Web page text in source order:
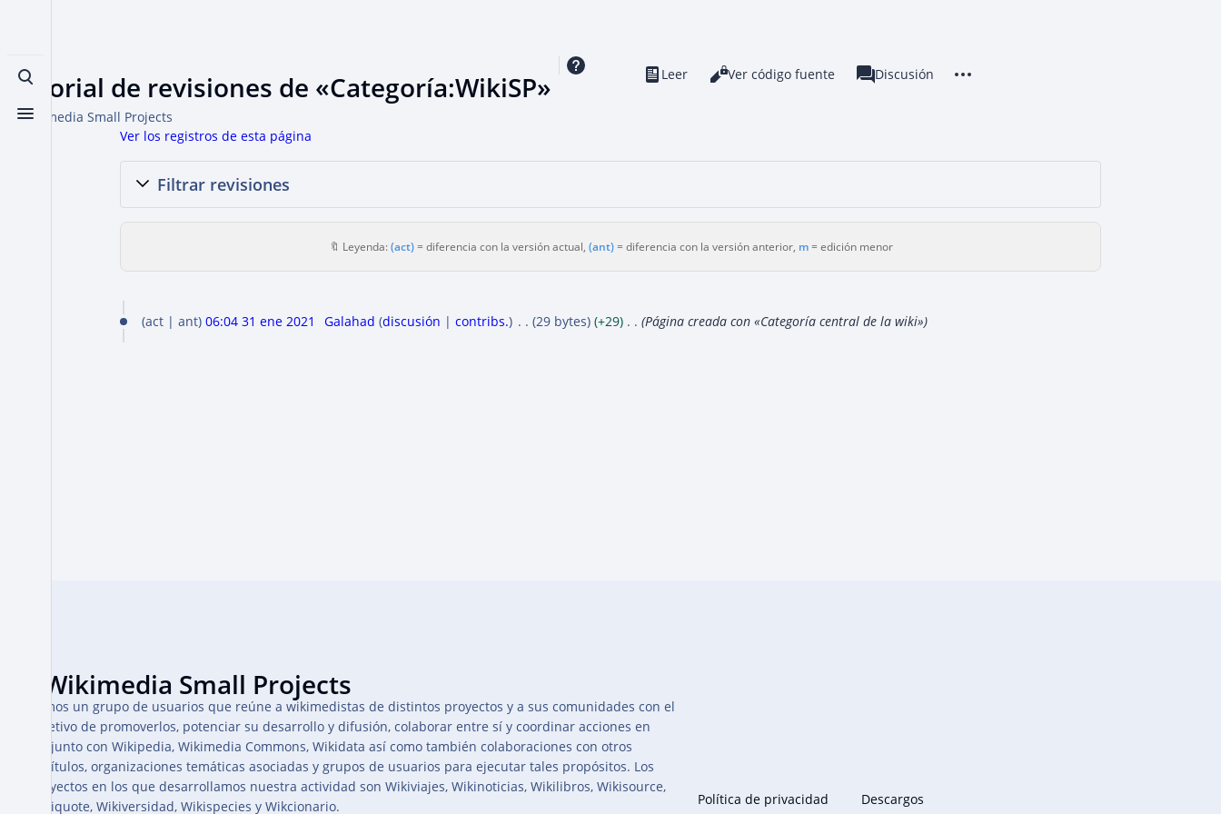
Búsqueda alternativa
Menú alternativo
Historial de revisiones de «Categoría:WikiSP»
De Wikimedia Small Projects
Vistas
Leer Ver código fuente
Ver historial associated-pages
Categoría
Discusión Más acciones
Ver los registros de esta página
Filtrar revisiones
🔖 Leyenda:(act)= diferencia con la versión actual, (ant)= diferencia con la versión anterior, m= edición menor
3
1
act ant 06:04 31 ene 2021 Galahad discusión contribs. 29 bytes +29 Página creada con «Categoría central de la wiki»
Somos un grupo de usuarios que reúne a wikimedistas de distintos proyectos y a sus comunidades con el
objetivo de promoverlos, potenciar su desarrollo y difusión, colaborar entre sí y coordinar acciones en
conjunto con Wikipedia, Wikimedia Commons, Wikidata así como también colaboraciones con otros
capítulos, organizaciones temáticas asociadas y grupos de usuarios para ejecutar tales propósitos. Los
proyectos en los que desarrollamos nuestra actividad son Wikiviajes, Wikinoticias, Wikilibros, Wikisource,
Wikiquote, Wikiversidad, Wikispecies y Wikcionario.
Política de privacidad Descargos